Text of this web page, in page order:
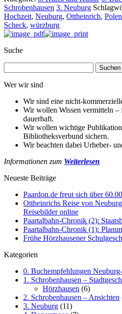
Schrobenhausen 3. Neuburg
Hochzeit, Neuburg, Ottheinrich,
Scheck, würzburg
Suche
nach:
Wer wir sind
Wir sind eine nicht-
Wir wollen Wissen vermitteln –
dauerhaft.
Wir wollen wichtige
Bibliotheksverbund sichern.
Wir beachten dabei Urheber-
Informationen zum Weiterlesen
Neueste Beiträge
Paardon.de freut sich über
Ottheinrichs Reise von
Reisebilder online
Paartalbahn-Chronik (2):
Paartalbahn-Chronik (1):
Frühe Hörzhausener
Kategorien
0. Buchempfehlungen
1. Schrobenhausen –
Hörzhausen (6)
2. Schrobenhausen – Ansichten
3. Neuburg (11)